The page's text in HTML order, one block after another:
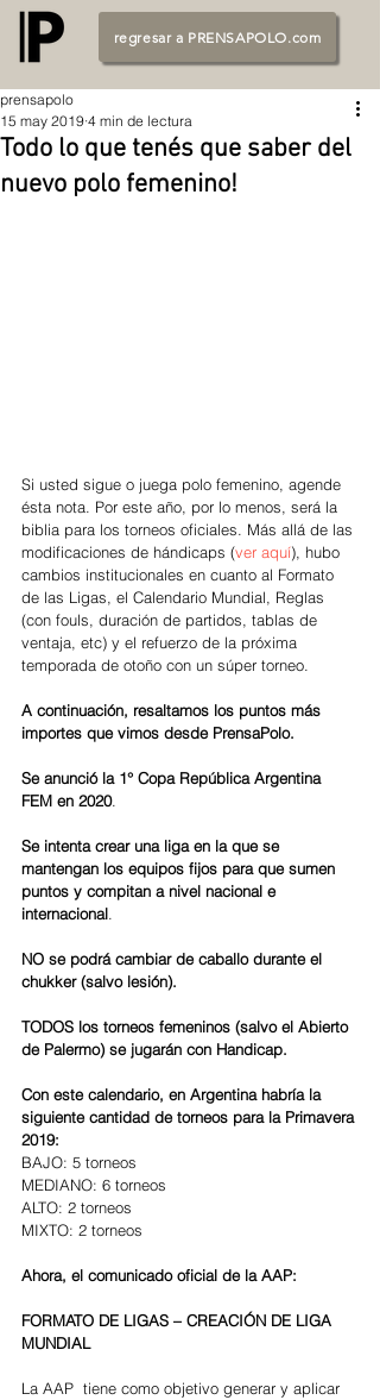
regresar a PRENSAPOLO.com
Todo lo que tenés que saber del
nuevo polo femenino!
prensapolo
15 may 2019 4 min de lectura
Si usted sigue o juega polo femenino, agende
ésta nota. Por este año, por lo menos, será la
biblia para los torneos oficiales. Más allá de las
modificaciones de hándicaps (ver aquí), hubo
cambios institucionales en cuanto al Formato
de las Ligas, el Calendario Mundial, Reglas
(con fouls, duración de partidos, tablas de
ventaja, etc) y el refuerzo de la próxima
temporada de otoño con un súper torneo.
A continuación, resaltamos los puntos más
importes que vimos desde PrensaPolo.
Se anunció la 1° Copa República Argentina
FEM en 2020.
Se intenta crear una liga en la que se
mantengan los equipos fijos para que sumen
puntos y compitan a nivel nacional e
internacional.
NO se podrá cambiar de caballo durante el
chukker (salvo lesión).
TODOS los torneos femeninos (salvo el Abierto
de Palermo) se jugarán con Handicap.
Con este calendario, en Argentina habría la
siguiente cantidad de torneos para la Primavera
2019:
BAJO: 5 torneos
MEDIANO: 6 torneos
ALTO: 2 torneos
MIXTO: 2 torneos
Ahora, el comunicado oficial de la AAP:
FORMATO DE LIGAS – CREACIÓN DE LIGA
MUNDIAL
La AAP  tiene como objetivo generar y aplicar